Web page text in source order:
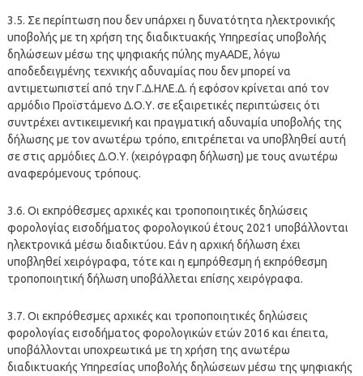
3.5. Σε περίπτωση που δεν υπάρχει η δυνατότητα ηλεκτρονικής
υποβολής με τη χρήση της διαδικτυακής Υπηρεσίας υποβολής
δηλώσεων μέσω της ψηφιακής πύλης myAADE, λόγω
αποδεδειγμένης τεχνικής αδυναμίας που δεν μπορεί να
αντιμετωπιστεί από την Γ.Δ.ΗΛΕ.Δ. ή εφόσον κρίνεται από τον
αρμόδιο Προϊστάμενο Δ.Ο.Υ. σε εξαιρετικές περιπτώσεις ότι
συντρέχει αντικειμενική και πραγματική αδυναμία υποβολής της
δήλωσης με τον ανωτέρω τρόπο, επιτρέπεται να υποβληθεί αυτή
σε στις αρμόδιες Δ.Ο.Υ. (χειρόγραφη δήλωση) με τους ανωτέρω
αναφερόμενους τρόπους.
3.6. Οι εκπρόθεσμες αρχικές και τροποποιητικές δηλώσεις
φορολογίας εισοδήματος φορολογικού έτους 2021 υποβάλλονται
ηλεκτρονικά μέσω διαδικτύου. Εάν η αρχική δήλωση έχει
υποβληθεί χειρόγραφα, τότε και η εμπρόθεσμη ή εκπρόθεσμη
τροποποιητική δήλωση υποβάλλεται επίσης χειρόγραφα.
3.7. Οι εκπρόθεσμες αρχικές και τροποποιητικές δηλώσεις
φορολογίας εισοδήματος φορολογικών ετών 2016 και έπειτα,
υποβάλλονται υποχρεωτικά με τη χρήση της ανωτέρω
διαδικτυακής Υπηρεσίας υποβολής δηλώσεων μέσω της ψηφιακής